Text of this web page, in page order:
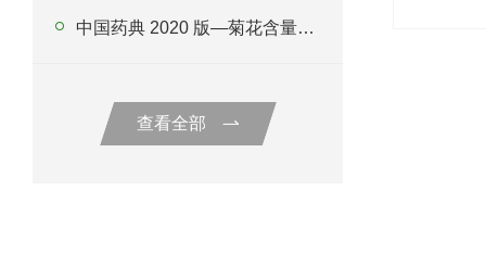
中国药典 2020 版—菊花含量测定
查看全部